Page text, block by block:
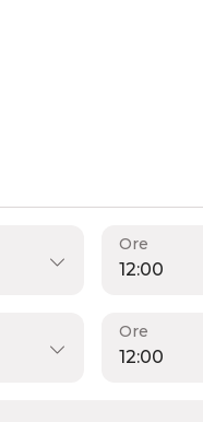
Ore
Ore